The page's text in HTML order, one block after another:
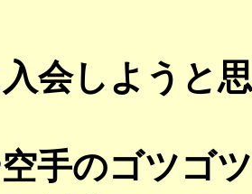
会しようと
手のゴツゴ